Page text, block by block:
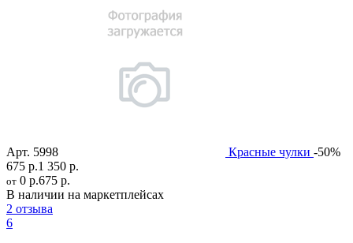
Арт. 5998 Красные чулки -50%
675 р.1 350 р.
от 0 р.675 р.
В наличии на маркетплейсах
2 отзыва
6